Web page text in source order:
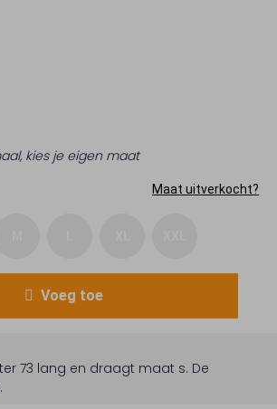
kies je eigen maat
Maat uitverkocht?
Voeg toe
73 lang en draagt maat s. De
.